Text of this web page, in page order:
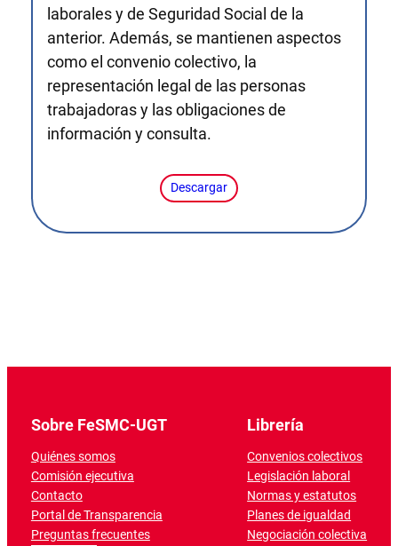
laborales y de Seguridad Social de la
anterior. Además, se mantienen aspectos
como el convenio colectivo, la
representación legal de las personas
trabajadoras y las obligaciones de
información y consulta.
Descargar
Sobre FeSMC-UGT
Quiénes somos
Comisión ejecutiva
Contacto
Portal de Transparencia
Preguntas frecuentes
Librería
Convenios colectivos
Legislación laboral
Normas y estatutos
Planes de igualdad
Negociación colectiva